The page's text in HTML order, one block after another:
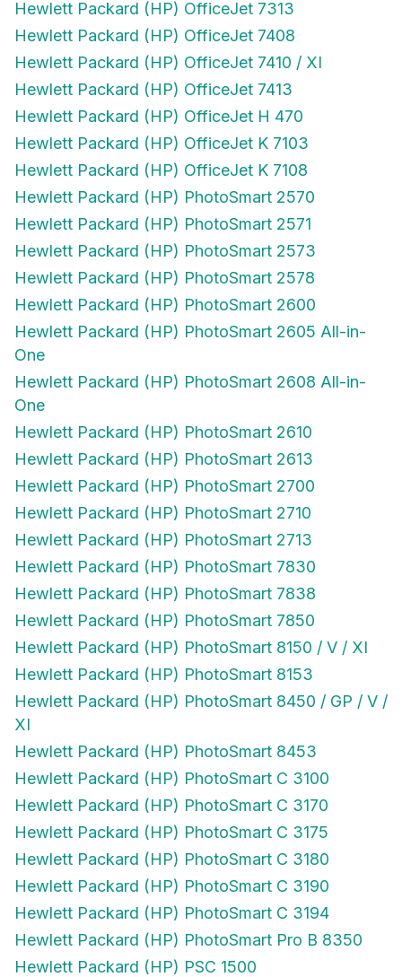
Hewlett Packard (HP) OfficeJet 7313
Hewlett Packard (HP) OfficeJet 7408
Hewlett Packard (HP) OfficeJet 7410 / XI
Hewlett Packard (HP) OfficeJet 7413
Hewlett Packard (HP) OfficeJet H 470
Hewlett Packard (HP) OfficeJet K 7103
Hewlett Packard (HP) OfficeJet K 7108
Hewlett Packard (HP) PhotoSmart 2570
Hewlett Packard (HP) PhotoSmart 2571
Hewlett Packard (HP) PhotoSmart 2573
Hewlett Packard (HP) PhotoSmart 2578
Hewlett Packard (HP) PhotoSmart 2600
Hewlett Packard (HP) PhotoSmart 2605 All-in-
One
Hewlett Packard (HP) PhotoSmart 2608 All-in-
One
Hewlett Packard (HP) PhotoSmart 2610
Hewlett Packard (HP) PhotoSmart 2613
Hewlett Packard (HP) PhotoSmart 2700
Hewlett Packard (HP) PhotoSmart 2710
Hewlett Packard (HP) PhotoSmart 2713
Hewlett Packard (HP) PhotoSmart 7830
Hewlett Packard (HP) PhotoSmart 7838
Hewlett Packard (HP) PhotoSmart 7850
Hewlett Packard (HP) PhotoSmart 8150 / V / XI
Hewlett Packard (HP) PhotoSmart 8153
Hewlett Packard (HP) PhotoSmart 8450 / GP / V /
XI
Hewlett Packard (HP) PhotoSmart 8453
Hewlett Packard (HP) PhotoSmart C 3100
Hewlett Packard (HP) PhotoSmart C 3170
Hewlett Packard (HP) PhotoSmart C 3175
Hewlett Packard (HP) PhotoSmart C 3180
Hewlett Packard (HP) PhotoSmart C 3190
Hewlett Packard (HP) PhotoSmart C 3194
Hewlett Packard (HP) PhotoSmart Pro B 8350
Hewlett Packard (HP) PSC 1500